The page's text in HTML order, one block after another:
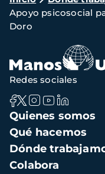
de
navegación
Apoyo psicosocial
Doro
Navegación
principal
Quienes somos
Qué hacemos
Dónde
Colabora
Redes sociales